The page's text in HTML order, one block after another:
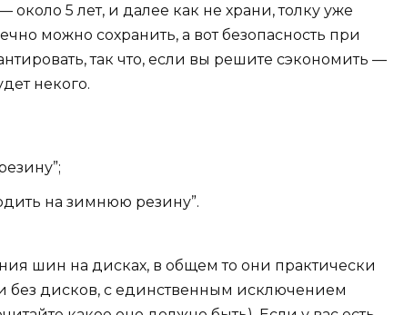
около 5 лет, и далее как не храни, толку уже
можно сохранить, а вот безопасность при
так что, если вы решите сэкономить —
некого.
на зимнюю резину”.
шин на дисках, в общем то они практически
без дисков, с единственным исключением